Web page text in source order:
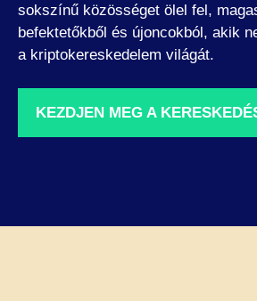
sokszínű közösséget ölel fel,
befektetőkből és újoncokból, akik
a kriptokereskedelem világát.
KEZDJEN MEG A